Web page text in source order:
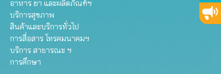
อาหาร ยา และผลิตภัณฑ์ฯ
บริการสุขภาพ
สินค้าและบริการทั่วไป
การสื่อสาร โทรคมนาคมฯ
บริการ สาธารณะ ฯ
การศึกษา